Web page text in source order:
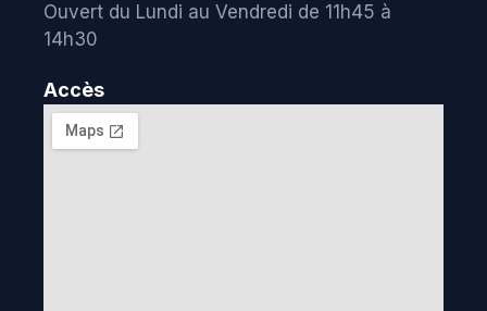
Ouvert du Lundi au Vendredi de 11h45 à
14h30
Accès